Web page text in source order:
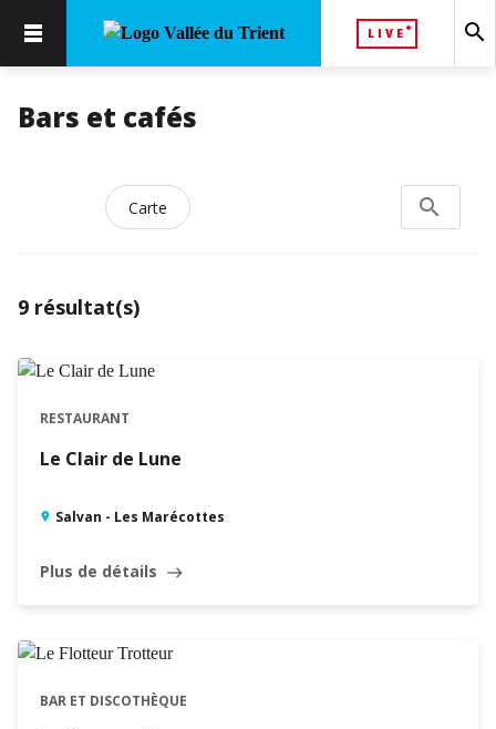
LIVE search
Bars et cafés
search
Carte
9 résultat(s)
RESTAURANT
Le Clair de Lune
Salvan - Les Marécottes
Plus de détails east
BAR ET DISCOTHÈQUE